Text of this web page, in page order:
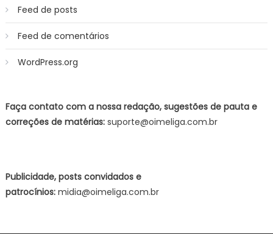
Feed de posts
Feed de comentários
WordPress.org
Faça contato com a nossa redação, sugestões de pauta e
correções de matérias:suporte@oimeliga.com.br
Publicidade, posts convidados e
patrocínios:midia@oimeliga.com.br